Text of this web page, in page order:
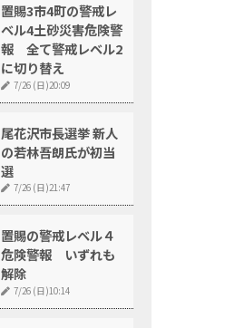
置賜3市4町の警戒レ
ベル4土砂災害危険警
報 全て警戒レベル2
に切り替え
7/26 (日)20:09
尾花沢市長選挙 新人
の若林吾朗氏が初当
選
7/26 (日)21:47
置賜の警戒レベル４
危険警報 いずれも
解除
7/26 (日)10:14